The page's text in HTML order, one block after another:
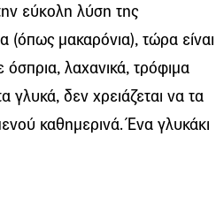
εύκολη λύση της
(όπως μακαρόνια), τώρα είναι
όσπρια, λαχανικά, τρόφιμα
γλυκά, δεν χρειάζεται να τα
καθημερινά. Ένα γλυκάκι